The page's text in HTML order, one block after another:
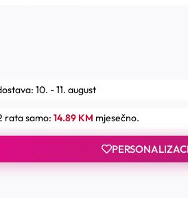
10. - 11. august
rata samo: 14.89 KM mjesečno.